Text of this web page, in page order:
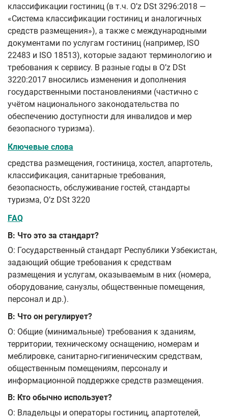
классификации гостиниц (в т.ч. Oʼz DSt 3296:2018 —
«Система классификации гостиниц и аналогичных
средств размещения»), а также с международными
документами по услугам гостиниц (например, ISO
22483 и ISO 18513), которые задают терминологию и
требования к сервису. В разные годы в Oʼz DSt
3220:2017 вносились изменения и дополнения
государственными постановлениями (частично с
учётом национального законодательства по
обеспечению доступности для инвалидов и мер
безопасного туризма).
Ключевые слова
средства размещения, гостиница, хостел, апартотель,
классификация, санитарные требования,
безопасность, обслуживание гостей, стандарты
туризма, Oʼz DSt 3220
FAQ
В: Что это за стандарт?
О: Государственный стандарт Республики Узбекистан,
задающий общие требования к средствам
размещения и услугам, оказываемым в них (номера,
оборудование, санузлы, общественные помещения,
персонал и др.).
В: Что он регулирует?
О: Общие (минимальные) требования к зданиям,
территории, техническому оснащению, номерам и
меблировке, санитарно‑гигиеническим средствам,
общественным помещениям, персоналу и
информационной поддержке средств размещения.
В: Кто обычно использует?
О: Владельцы и операторы гостиниц, апартотелей,